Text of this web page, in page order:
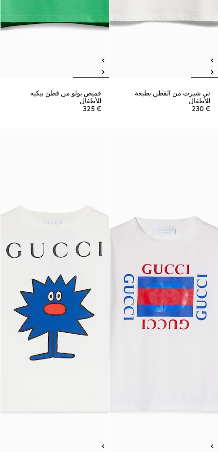
تي شيرت من القطن بطبعة
للأطفال
€ 230
قميص بولو من قطن بيكيه
للأطفال
€ 325